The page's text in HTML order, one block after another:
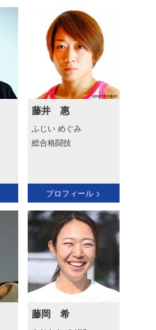
藤井 惠
ふじい めぐみ
総合格闘技
プロフィール >
藤岡 希